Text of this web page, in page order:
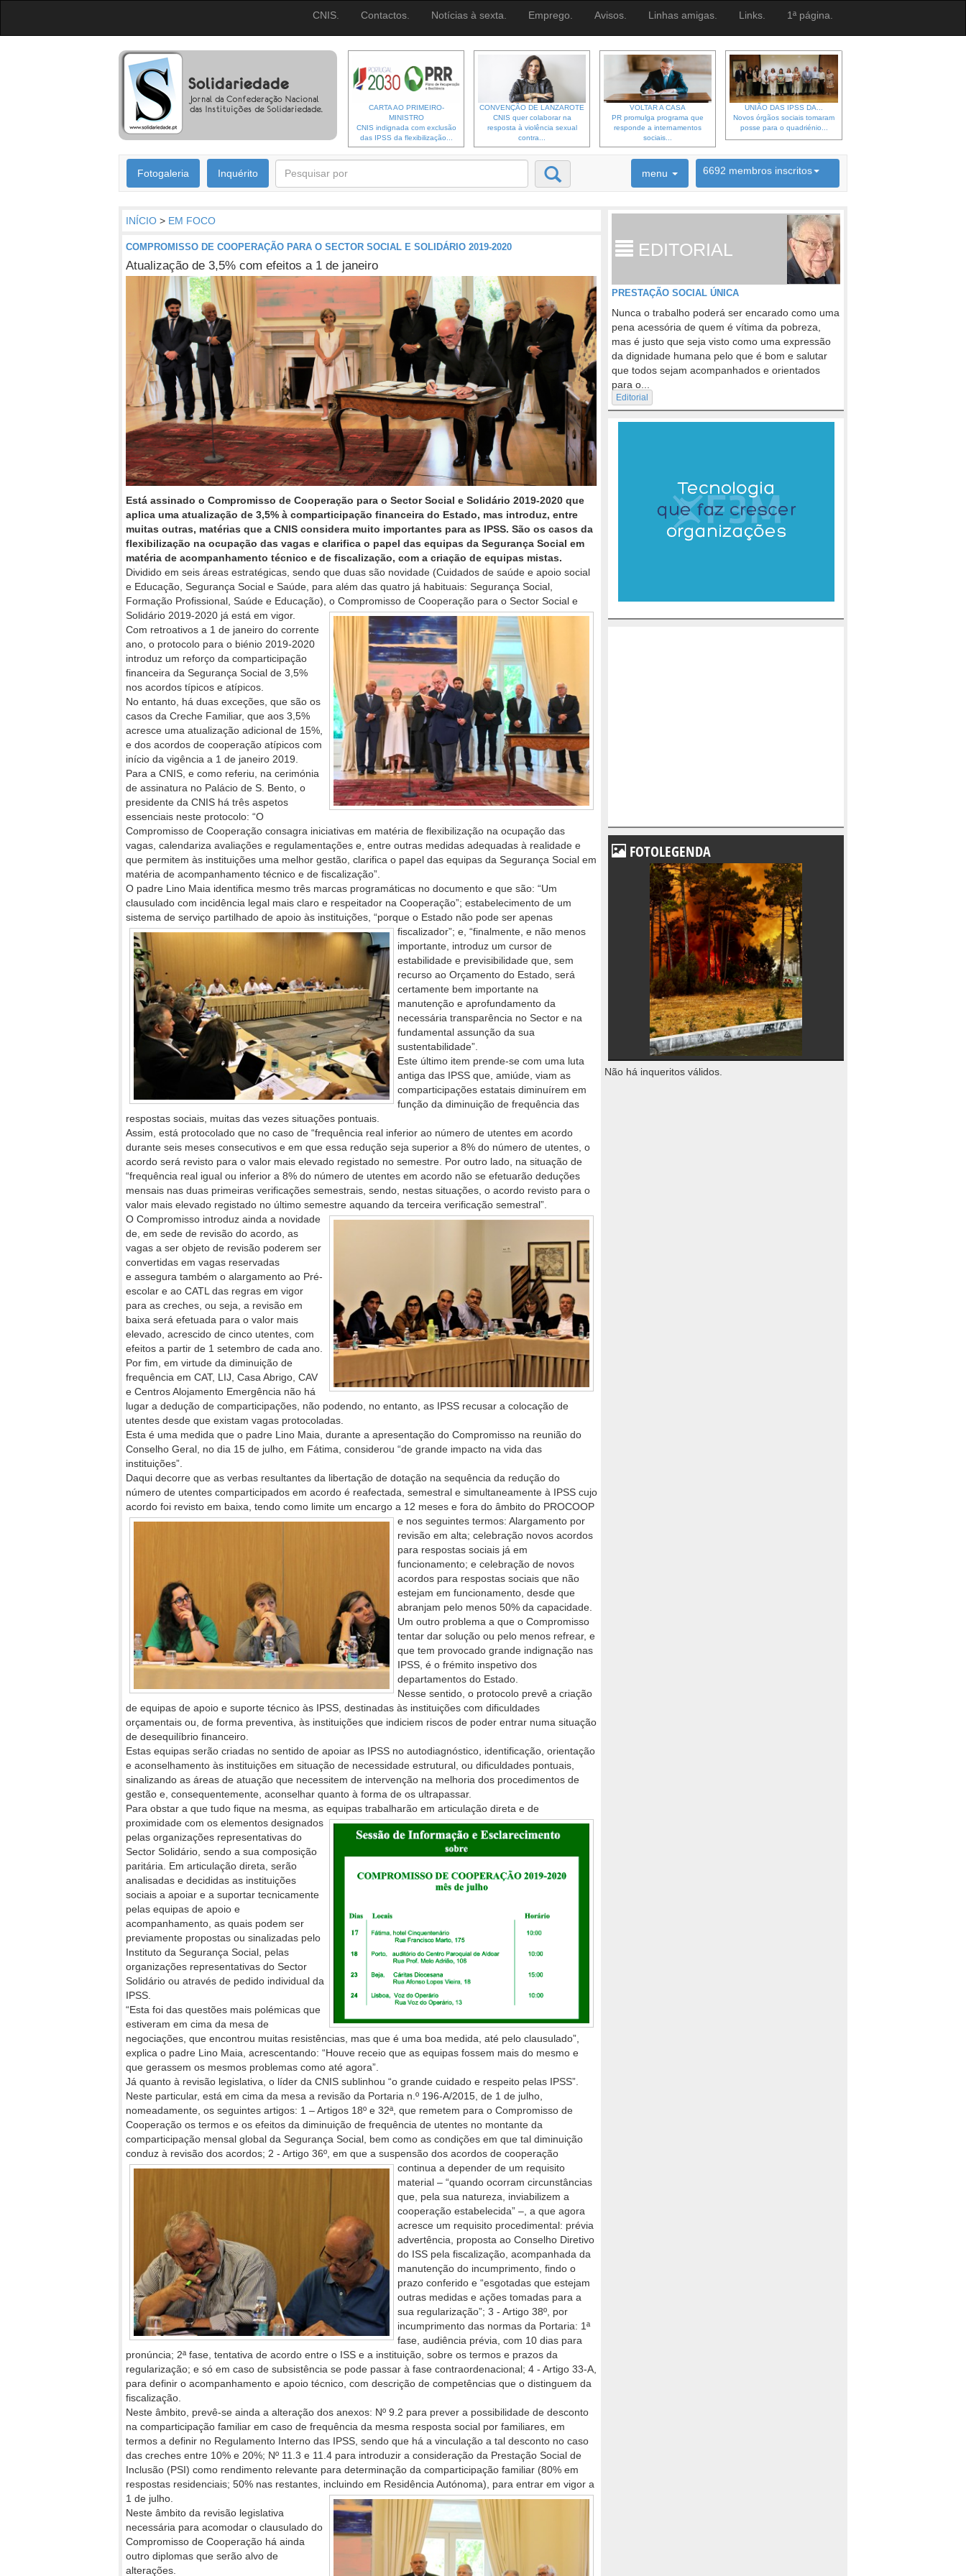
CNIS. Contactos. Notícias à sexta. Emprego. Avisos. Linhas amigas. Links. 1ª página.
CARTA AO PRIMEIRO-
MINISTRO
CNIS indignada com exclusão
das IPSS da flexibilização...
CONVENÇÃO DE LANZAROTE
CNIS quer colaborar na
resposta à violência sexual
contra...
VOLTAR A CASA
PR promulga programa que
responde a internamentos
sociais...
UNIÃO DAS IPSS DA...
Novos órgãos sociais tomaram
posse para o quadriénio...
Fotogaleria Inquérito menu 6692 membros inscritos
INÍCIO > EM FOCO
COMPROMISSO DE COOPERAÇÃO PARA O SECTOR SOCIAL E SOLIDÁRIO 2019-2020
Atualização de 3,5% com efeitos a 1 de janeiro
Está assinado o Compromisso de Cooperação para o Sector Social e Solidário 2019-2020 que
aplica uma atualização de 3,5% à comparticipação financeira do Estado, mas introduz, entre
muitas outras, matérias que a CNIS considera muito importantes para as IPSS. São os casos da
flexibilização na ocupação das vagas e clarifica o papel das equipas da Segurança Social em
matéria de acompanhamento técnico e de fiscalização, com a criação de equipas mistas.
Dividido em seis áreas estratégicas, sendo que duas são novidade (Cuidados de saúde e apoio social
e Educação, Segurança Social e Saúde, para além das quatro já habituais: Segurança Social,
Formação Profissional, Saúde e Educação), o Compromisso de Cooperação para o Sector Social e
Solidário 2019-2020 já está em vigor.
Com retroativos a 1 de janeiro do corrente
ano, o protocolo para o biénio 2019-2020
introduz um reforço da comparticipação
financeira da Segurança Social de 3,5%
nos acordos típicos e atípicos.
No entanto, há duas exceções, que são os
casos da Creche Familiar, que aos 3,5%
acresce uma atualização adicional de 15%,
e dos acordos de cooperação atípicos com
início da vigência a 1 de janeiro 2019.
Para a CNIS, e como referiu, na cerimónia
de assinatura no Palácio de S. Bento, o
presidente da CNIS há três aspetos
essenciais neste protocolo: “O
Compromisso de Cooperação consagra iniciativas em matéria de flexibilização na ocupação das
vagas, calendariza avaliações e regulamentações e, entre outras medidas adequadas à realidade e
que permitem às instituições uma melhor gestão, clarifica o papel das equipas da Segurança Social em
matéria de acompanhamento técnico e de fiscalização”.
O padre Lino Maia identifica mesmo três marcas programáticas no documento e que são: “Um
clausulado com incidência legal mais claro e respeitador na Cooperação”; estabelecimento de um
sistema de serviço partilhado de apoio às instituições, “porque o Estado não pode ser apenas
fiscalizador”; e, “finalmente, e não menos
importante, introduz um cursor de
estabilidade e previsibilidade que, sem
recurso ao Orçamento do Estado, será
certamente bem importante na
manutenção e aprofundamento da
necessária transparência no Sector e na
fundamental assunção da sua
sustentabilidade”.
Este último item prende-se com uma luta
antiga das IPSS que, amiúde, viam as
comparticipações estatais diminuírem em
função da diminuição de frequência das
respostas sociais, muitas das vezes situações pontuais.
Assim, está protocolado que no caso de “frequência real inferior ao número de utentes em acordo
durante seis meses consecutivos e em que essa redução seja superior a 8% do número de utentes, o
acordo será revisto para o valor mais elevado registado no semestre. Por outro lado, na situação de
“frequência real igual ou inferior a 8% do número de utentes em acordo não se efetuarão deduções
mensais nas duas primeiras verificações semestrais, sendo, nestas situações, o acordo revisto para o
valor mais elevado registado no último semestre aquando da terceira verificação semestral”.
O Compromisso introduz ainda a novidade
de, em sede de revisão do acordo, as
vagas a ser objeto de revisão poderem ser
convertidas em vagas reservadas
e assegura também o alargamento ao Pré-
escolar e ao CATL das regras em vigor
para as creches, ou seja, a revisão em
baixa será efetuada para o valor mais
elevado, acrescido de cinco utentes, com
efeitos a partir de 1 setembro de cada ano.
Por fim, em virtude da diminuição de
frequência em CAT, LIJ, Casa Abrigo, CAV
e Centros Alojamento Emergência não há
lugar a dedução de comparticipações, não podendo, no entanto, as IPSS recusar a colocação de
utentes desde que existam vagas protocoladas.
Esta é uma medida que o padre Lino Maia, durante a apresentação do Compromisso na reunião do
Conselho Geral, no dia 15 de julho, em Fátima, considerou “de grande impacto na vida das
instituições”.
Daqui decorre que as verbas resultantes da libertação de dotação na sequência da redução do
número de utentes comparticipados em acordo é reafectada, semestral e simultaneamente à IPSS cujo
acordo foi revisto em baixa, tendo como limite um encargo a 12 meses e fora do âmbito do PROCOOP
e nos seguintes termos: Alargamento por
revisão em alta; celebração novos acordos
para respostas sociais já em
funcionamento; e celebração de novos
acordos para respostas sociais que não
estejam em funcionamento, desde que
abranjam pelo menos 50% da capacidade.
Um outro problema a que o Compromisso
tentar dar solução ou pelo menos refrear, e
que tem provocado grande indignação nas
IPSS, é o frémito inspetivo dos
departamentos do Estado.
Nesse sentido, o protocolo prevê a criação
de equipas de apoio e suporte técnico às IPSS, destinadas às instituições com dificuldades
orçamentais ou, de forma preventiva, às instituições que indiciem riscos de poder entrar numa situação
de desequilíbrio financeiro.
Estas equipas serão criadas no sentido de apoiar as IPSS no autodiagnóstico, identificação, orientação
e aconselhamento às instituições em situação de necessidade estrutural, ou dificuldades pontuais,
sinalizando as áreas de atuação que necessitem de intervenção na melhoria dos procedimentos de
gestão e, consequentemente, aconselhar quanto à forma de os ultrapassar.
Para obstar a que tudo fique na mesma, as equipas trabalharão em articulação direta e de
proximidade com os elementos designados
pelas organizações representativas do
Sector Solidário, sendo a sua composição
paritária. Em articulação direta, serão
analisadas e decididas as instituições
sociais a apoiar e a suportar tecnicamente
pelas equipas de apoio e
acompanhamento, as quais podem ser
previamente propostas ou sinalizadas pelo
Instituto da Segurança Social, pelas
organizações representativas do Sector
Solidário ou através de pedido individual da
IPSS.
“Esta foi das questões mais polémicas que
estiveram em cima da mesa de
negociações, que encontrou muitas resistências, mas que é uma boa medida, até pelo clausulado”,
explica o padre Lino Maia, acrescentando: “Houve receio que as equipas fossem mais do mesmo e
que gerassem os mesmos problemas como até agora”.
Já quanto à revisão legislativa, o líder da CNIS sublinhou “o grande cuidado e respeito pelas IPSS”.
Neste particular, está em cima da mesa a revisão da Portaria n.º 196-A/2015, de 1 de julho,
nomeadamente, os seguintes artigos: 1 – Artigos 18º e 32ª, que remetem para o Compromisso de
Cooperação os termos e os efeitos da diminuição de frequência de utentes no montante da
comparticipação mensal global da Segurança Social, bem como as condições em que tal diminuição
conduz à revisão dos acordos; 2 - Artigo 36º, em que a suspensão dos acordos de cooperação
continua a depender de um requisito
material – “quando ocorram circunstâncias
que, pela sua natureza, inviabilizem a
cooperação estabelecida” –, a que agora
acresce um requisito procedimental: prévia
advertência, proposta ao Conselho Diretivo
do ISS pela fiscalização, acompanhada da
manutenção do incumprimento, findo o
prazo conferido e “esgotadas que estejam
outras medidas e ações tomadas para a
sua regularização”; 3 - Artigo 38º, por
incumprimento das normas da Portaria: 1ª
fase, audiência prévia, com 10 dias para
pronúncia; 2ª fase, tentativa de acordo entre o ISS e a instituição, sobre os termos e prazos da
regularização; e só em caso de subsistência se pode passar à fase contraordenacional; 4 - Artigo 33-A,
para definir o acompanhamento e apoio técnico, com descrição de competências que o distinguem da
fiscalização.
Neste âmbito, prevê-se ainda a alteração dos anexos: Nº 9.2 para prever a possibilidade de desconto
na comparticipação familiar em caso de frequência da mesma resposta social por familiares, em
termos a definir no Regulamento Interno das IPSS, sendo que há a vinculação a tal desconto no caso
das creches entre 10% e 20%; Nº 11.3 e 11.4 para introduzir a consideração da Prestação Social de
Inclusão (PSI) como rendimento relevante para determinação da comparticipação familiar (80% em
respostas residenciais; 50% nas restantes, incluindo em Residência Autónoma), para entrar em vigor a
1 de julho.
Neste âmbito da revisão legislativa
necessária para acomodar o clausulado do
Compromisso de Cooperação há ainda
outro diplomas que serão alvo de
alterações.
EDITORIAL
PRESTAÇÃO SOCIAL ÚNICA
Nunca o trabalho poderá ser encarado como uma
pena acessória de quem é vítima da pobreza,
mas é justo que seja visto como uma expressão
da dignidade humana pelo que é bom e salutar
que todos sejam acompanhados e orientados
para o...
Editorial
FOTOLEGENDA
Não há inqueritos válidos.